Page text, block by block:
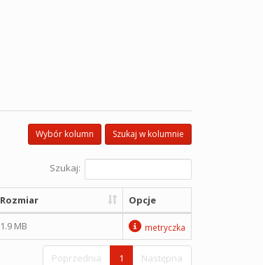
Szukaj w kolumnie
Wybór kolumn
Szukaj:
Rozmiar Opcje
1.9 MB metryczka
Poprzednia 1 Następna